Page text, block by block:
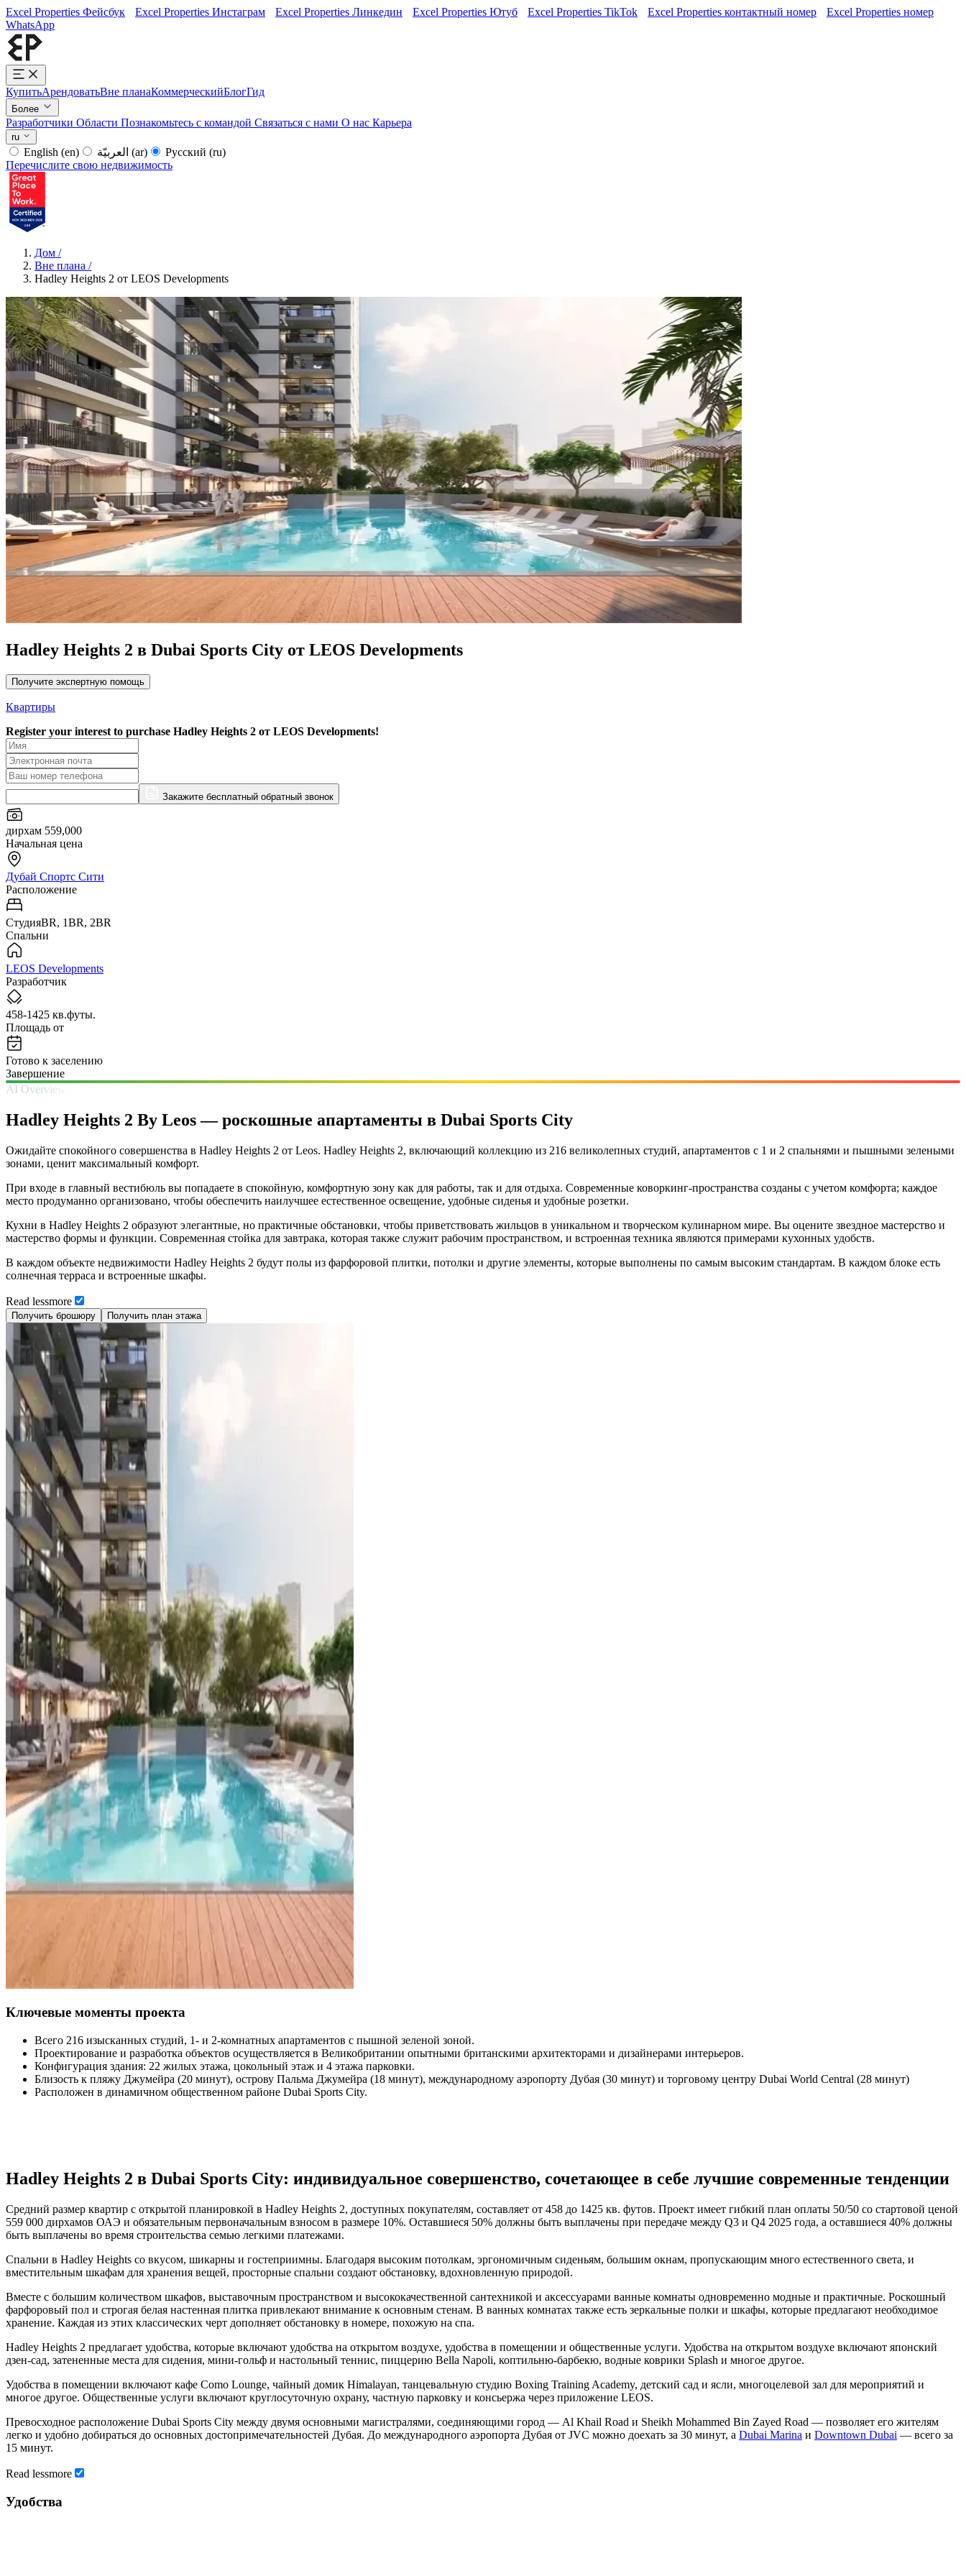
Excel Properties Фейсбук Excel Properties Инстаграм Excel Properties Линкедин Excel Properties Ютуб Excel Properties TikTok Excel Properties контактный номер
Excel Properties номер
WhatsApp
КупитьАрендоватьВне планаКоммерческийБлогГид
Более
Разработчики Области Познакомьтесь с командой Связаться с нами О нас Карьера
ru
English (en) (ar) Русский (ru)
Перечислите свою недвижимость
Дом /
Вне плана /
Hadley Heights 2 от LEOS Developments
Hadley Heights 2 в Dubai Sports City от LEOS Developments
Получите экспертную помощь
Квартиры
Register your interest to purchase Hadley Heights 2 от LEOS Developments!
Закажите бесплатный обратный звонок
дирхам 559,000
Начальная цена
Дубай Спортс Сити
Расположение
СтудияBR, 1BR, 2BR
Спальни
LEOS Developments
Разработчик
458-1425 кв.футы.
Площадь от
Готово к заселению
Завершение
AI Overview
Hadley Heights 2 By Leos — роскошные апартаменты в Dubai Sports City
Ожидайте спокойного совершенства в Hadley Heights 2 от Leos. Hadley Heights 2, включающий коллекцию из 216 великолепных студий, апартаментов с 1 и 2 спальнями и пышными зелеными
зонами, ценит максимальный комфорт.
При входе в главный вестибюль вы попадаете в спокойную, комфортную зону как для работы, так и для отдыха. Современные коворкинг-пространства созданы с учетом комфорта; каждое
место продуманно организовано, чтобы обеспечить наилучшее естественное освещение, удобные сиденья и удобные розетки.
Кухни в Hadley Heights 2 образуют элегантные, но практичные обстановки, чтобы приветствовать жильцов в уникальном и творческом кулинарном мире. Вы оцените звездное мастерство и
мастерство формы и функции. Современная стойка для завтрака, которая также служит рабочим пространством, и встроенная техника являются примерами кухонных удобств.
В каждом объекте недвижимости Hadley Heights 2 будут полы из фарфоровой плитки, потолки и другие элементы, которые выполнены по самым высоким стандартам. В каждом блоке есть
солнечная терраса и встроенные шкафы.
Read lessmore
Получить брошюру Получить план этажа
Ключевые моменты проекта
Всего 216 изысканных студий, 1- и 2-комнатных апартаментов с пышной зеленой зоной.
Проектирование и разработка объектов осуществляется в Великобритании опытными британскими архитекторами и дизайнерами интерьеров.
Конфигурация здания: 22 жилых этажа, цокольный этаж и 4 этажа парковки.
Близость к пляжу Джумейра (20 минут), острову Пальма Джумейра (18 минут), международному аэропорту Дубая (30 минут) и торговому центру Dubai World Central (28 минут)
Расположен в динамичном общественном районе Dubai Sports City.
Hadley Heights 2 в Dubai Sports City: индивидуальное совершенство, сочетающее в себе лучшие современные тенденции
Средний размер квартир с открытой планировкой в Hadley Heights 2, доступных покупателям, составляет от 458 до 1425 кв. футов. Проект имеет гибкий план оплаты 50/50 со стартовой ценой
559 000 дирхамов ОАЭ и обязательным первоначальным взносом в размере 10%. Оставшиеся 50% должны быть выплачены при передаче между Q3 и Q4 2025 года, а оставшиеся 40% должны
быть выплачены во время строительства семью легкими платежами.
Спальни в Hadley Heights со вкусом, шикарны и гостеприимны. Благодаря высоким потолкам, эргономичным сиденьям, большим окнам, пропускающим много естественного света, и
вместительным шкафам для хранения вещей, просторные спальни создают обстановку, вдохновленную природой.
Вместе с большим количеством шкафов, выставочным пространством и высококачественной сантехникой и аксессуарами ванные комнаты одновременно модные и практичные. Роскошный
фарфоровый пол и строгая белая настенная плитка привлекают внимание к основным стенам. В ванных комнатах также есть зеркальные полки и шкафы, которые предлагают необходимое
хранение. Каждая из этих классических черт дополняет обстановку в номере, похожую на спа.
Hadley Heights 2 предлагает удобства, которые включают удобства на открытом воздухе, удобства в помещении и общественные услуги. Удобства на открытом воздухе включают японский
дзен-сад, затененные места для сидения, мини-гольф и настольный теннис, пиццерию Bella Napoli, коптильню-барбекю, водные коврики Splash и многое другое.
Удобства в помещении включают кафе Como Lounge, чайный домик Himalayan, танцевальную студию Boxing Training Academy, детский сад и ясли, многоцелевой зал для мероприятий и
многое другое. Общественные услуги включают круглосуточную охрану, частную парковку и консьержа через приложение LEOS.
Превосходное расположение Dubai Sports City между двумя основными магистралями, соединяющими город — Al Khail Road и Sheikh Mohammed Bin Zayed Road — позволяет его жителям
легко и удобно добираться до основных достопримечательностей Дубая. До международного аэропорта Дубая от JVC можно доехать за 30 минут, а Dubai Marina и Downtown Dubai — всего за
15 минут.
Read lessmore
Удобства